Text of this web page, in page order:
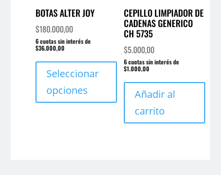
BOTAS ALTER JOY
$180.000,00
6 cuotas sin interés de
$36.000,00
Seleccionar
opciones
Este
producto
tiene
múltiples
variantes.
Las
CEPILLO LIMPIADOR DE
CADENAS GENERICO
CH 5735
$5.000,00
6 cuotas sin interés de
$1.000,00
Añadir al
carrito